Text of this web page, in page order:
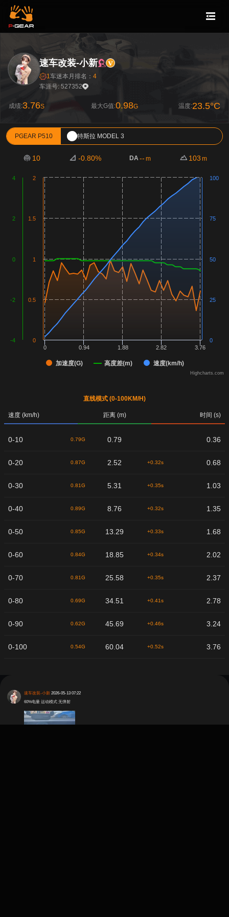
速车改装-小新
1车迷本月排名： 4
车涯号: 527352
成绩:3.76S 最大G值:0.98G 温度:23.5°C
PGEAR P510 特斯拉 MODEL 3
10 -0.80% DA-- m 103 m
加速度(G) 高度差(m) 速度(km/h)
0 0.94 1.88 2.82 3.76
0
0.5
1
1.5
2
-4
-2
0
2
4
0
25
50
75
100
Highcharts.com
直线模式 (0-100KM/H)
速度 (km/h) 距离 (m) 时间 (s)
0-10 0.79G 0.79 0.36
0-20 0.87G 2.52 +0.32s 0.68
0-30 0.81G 5.31 +0.35s 1.03
0-40 0.89G 8.76 +0.32s 1.35
0-50 0.85G 13.29 +0.33s 1.68
0-60 0.84G 18.85 +0.34s 2.02
0-70 0.81G 25.58 +0.35s 2.37
0-80 0.69G 34.51 +0.41s 2.78
0-90 0.62G 45.69 +0.46s 3.24
0-100 0.54G 60.04 +0.52s 3.76
速车改装-小新 2026-05-13 07:22
60%电量 运动模式 无弹射